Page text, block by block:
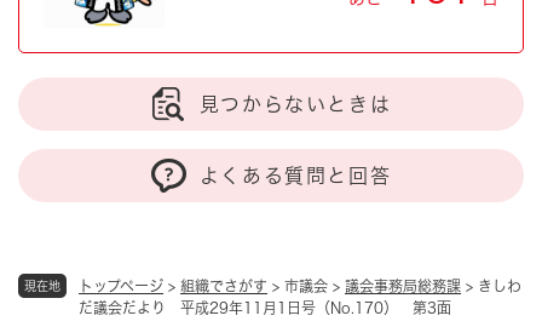
現在地 トップページ > 組織でさがす > 市議会 > 議会事務局総務課 > きしわ
だ議会だより 平成29年11月1日号（No.170） 第3面
見つからないときは
よくある質問と回答